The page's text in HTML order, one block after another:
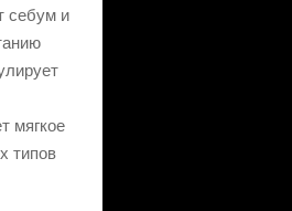
себум и
мягкое
типов